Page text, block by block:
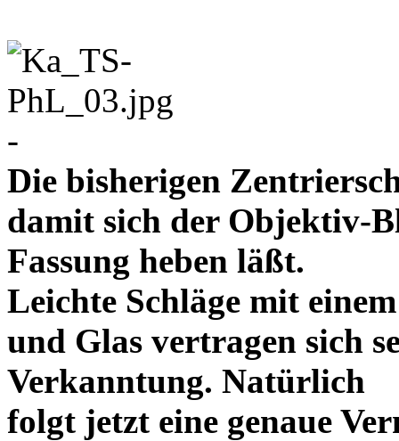
-
Die bisherigen
damit sich der Objektiv-
Fassung heben läßt.
Leichte Schläge mit
und Glas vertragen sich
Verkanntung. Natürlich
folgt jetzt eine genaue